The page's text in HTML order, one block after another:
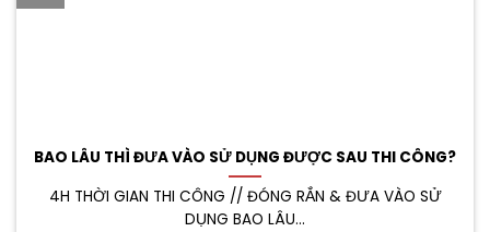
BAO LÂU THÌ ĐƯA VÀO SỬ DỤNG ĐƯỢC SAU THI CÔNG?
4H THỜI GIAN THI CÔNG // ĐÓNG RẮN & ĐƯA VÀO SỬ
DỤNG BAO LÂU...